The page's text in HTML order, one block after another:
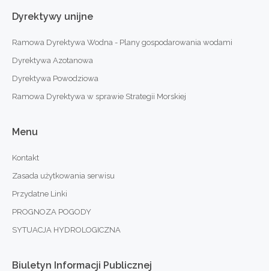
Dyrektywy unijne
Ramowa Dyrektywa Wodna - Plany gospodarowania wodami
Dyrektywa Azotanowa
Dyrektywa Powodziowa
Ramowa Dyrektywa w sprawie Strategii Morskiej
Menu
Kontakt
Zasada użytkowania serwisu
Przydatne Linki
PROGNOZA POGODY
SYTUACJA HYDROLOGICZNA
Biuletyn Informacji Publicznej